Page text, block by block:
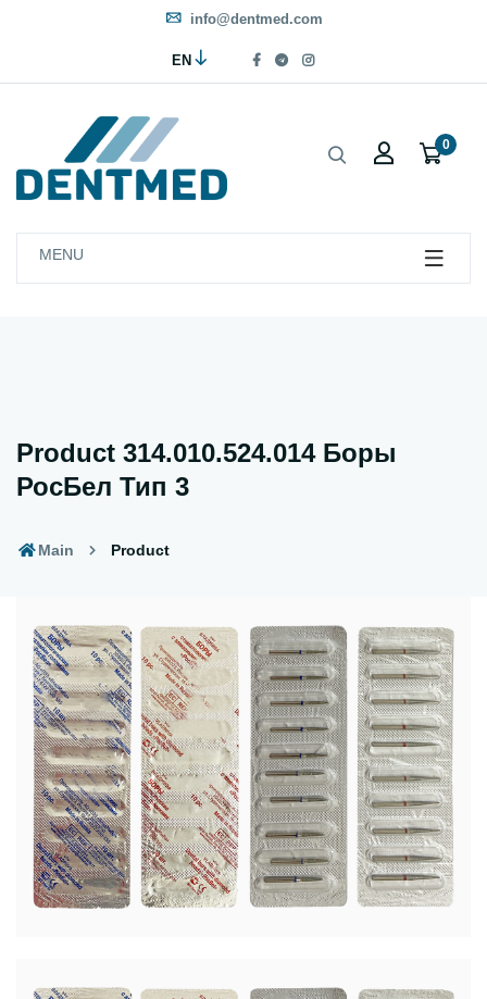
info@dentmed.com
EN
0
MENU
Product 314.010.524.014 Боры
РосБел Тип 3
Main Product